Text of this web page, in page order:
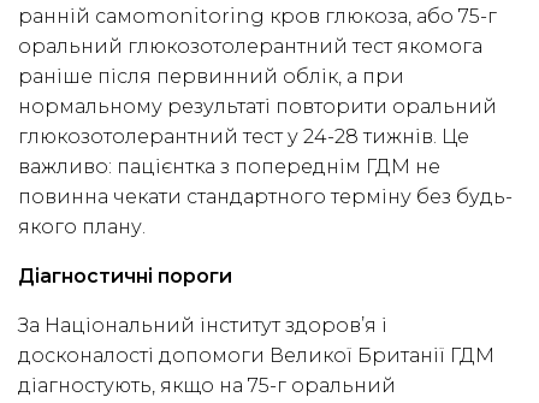
ранній самоmonitoring кров глюкоза, або 75-г
оральний глюкозотолерантний тест якомога
раніше після первинний облік, а при
нормальному результаті повторити оральний
глюкозотолерантний тест у 24-28 тижнів. Це
важливо: пацієнтка з попереднім ГДМ не
повинна чекати стандартного терміну без будь-
якого плану.
Діагностичні пороги
За Національний інститут здоров’я і
досконалості допомоги Великої Британії ГДМ
діагностують, якщо на 75-г оральний